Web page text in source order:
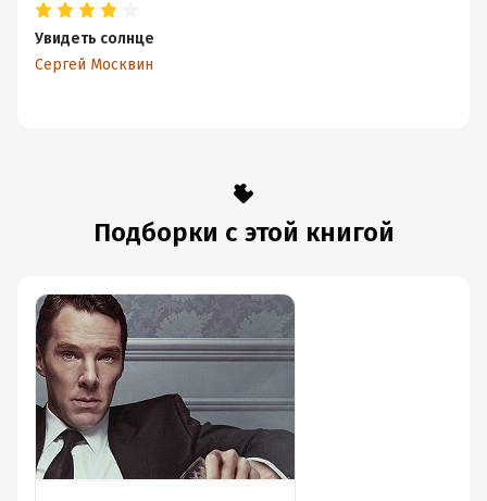
Увидеть солнце
Сергей Москвин
Подборки с этой книгой